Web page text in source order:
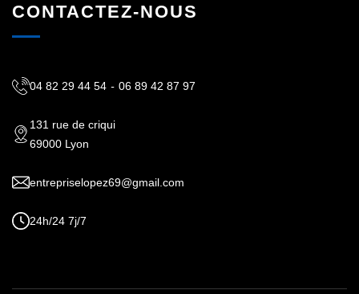
CONTACTEZ-NOUS
04 82 29 44 54 - 06 89 42 87 97
131 rue de criqui
69000 Lyon
entrepriselopez69@gmail.com
24h/24 7j/7